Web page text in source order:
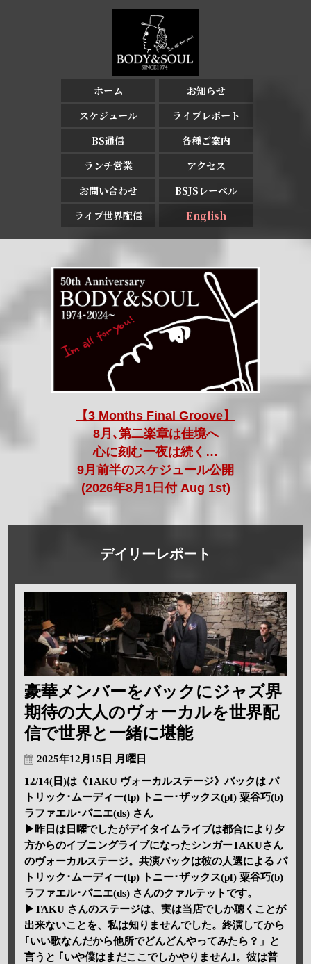
ホーム
お知らせ
スケジュール
ライブレポート
BS通信
各種ご案内
ランチ営業
アクセス
お問い合わせ
BSJSレーベル
ライブ世界配信
English
【3 Months Final Groove】
8月､第二楽章は佳境へ
心に刻む一夜は続く…
9月前半のスケジュール公開
(2026年8月1日付 Aug 1st)
デイリーレポート
豪華メンバーをバックにジャズ界
期待の大人のヴォーカルを世界配
信で世界と一緒に堪能
2025年12月15日 月曜日
12/14(日)は《TAKU ヴォーカルステージ》バックは パ
トリック･ムーディー(tp) トニー･ザックス(pf) 粟谷巧(b)
ラファエル･パニエ(ds) さん
▶昨日は日曜でしたがデイタイムライブは都合により夕
方からのイブニングライブになったシンガーTAKUさん
のヴォーカルステージ。共演バックは彼の人選による パ
トリック･ムーディー(tp) トニー･ザックス(pf) 粟谷巧(b)
ラファエル･パニエ(ds) さんのクァルテットです。
▶TAKU さんのステージは、実は当店でしか聴くことが
出来ないことを、私は知りませんでした。終演してから
｢いい歌なんだから他所でどんどんやってみたら？」と
言うと ｢いや僕はまだここでしかやりません｣。彼は普